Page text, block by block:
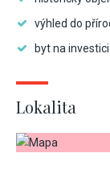
výhled do
byt na investici
Lokalita